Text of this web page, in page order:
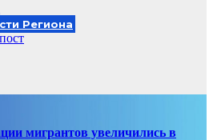
Региона
мигрантов увеличились в